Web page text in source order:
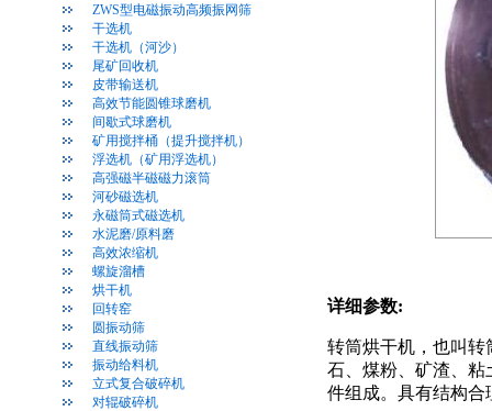
ZWS型电磁振动高频振网筛
干选机
干选机（河沙）
尾矿回收机
皮带输送机
高效节能圆锥球磨机
间歇式球磨机
矿用搅拌桶（提升搅拌机）
浮选机（矿用浮选机）
高强磁半磁磁力滚筒
河砂磁选机
永磁筒式磁选机
水泥磨/原料磨
高效浓缩机
螺旋溜槽
烘干机
回转窑
圆振动筛
直线振动筛
振动给料机
立式复合破碎机
对辊破碎机
详细参数:
转筒烘干机，也叫转
石、煤粉、矿渣、粘
件组成。具有结构合